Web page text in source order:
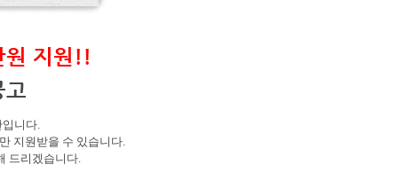
원 지원 !!
고
니다.
지원받을 수 있습니다.
드리겠습니다.